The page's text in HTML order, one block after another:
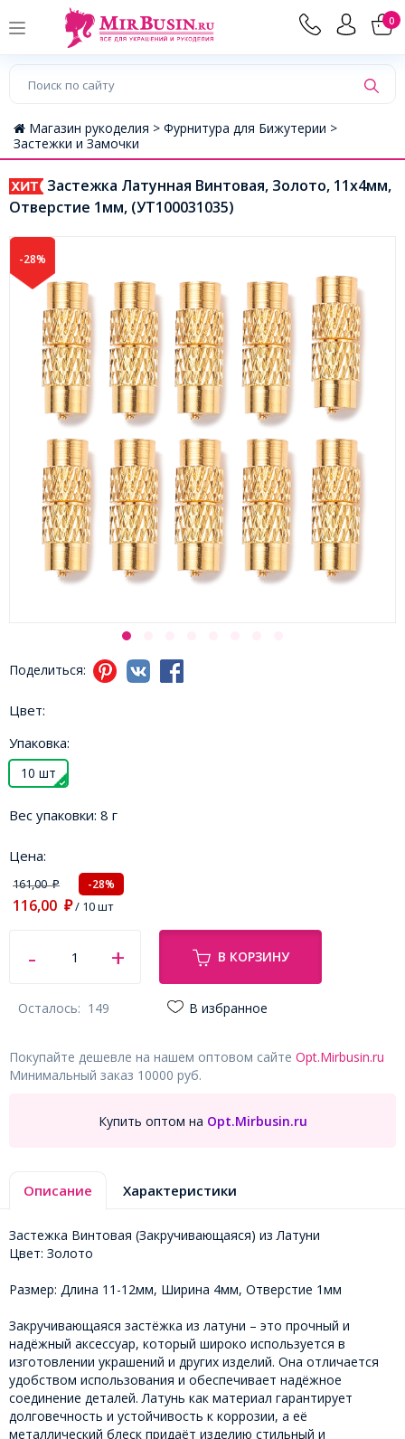
0
Магазин рукоделия > Фурнитура для Бижутерии >
Застежки и Замочки
Застежка Латунная Винтовая, Золото, 11х4мм,
Отверстие 1мм, (УТ100031035)
-28%
Поделиться:
Цвет:
Упаковка:
10 шт
Вес упаковки: 8 г
Цена:
161,00₽ -28%
116,00 ₽/ 10 шт
В КОРЗИНУ
Осталось: 149 В избранное
Покупайте дешевле на нашем оптовом сайте Opt.Mirbusin.ru
Минимальный заказ 10000 руб.
Купить оптом на Opt.Mirbusin.ru
Описание Характеристики
Застежка Винтовая (Закручивающаяся) из Латуни
Цвет: Золото
Размер: Длина 11-12мм, Ширина 4мм, Отверстие 1мм
Закручивающаяся застёжка из латуни – это прочный и
надёжный аксессуар, который широко используется в
изготовлении украшений и других изделий. Она отличается
удобством использования и обеспечивает надёжное
соединение деталей. Латунь как материал гарантирует
долговечность и устойчивость к коррозии, а её
металлический блеск придаёт изделию стильный и